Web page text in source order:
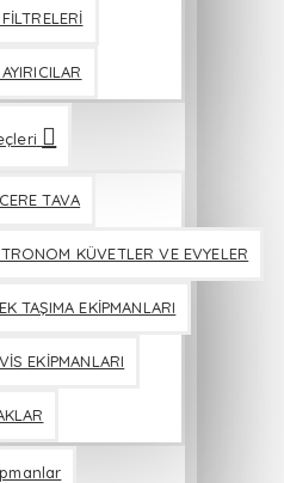
TAVA
KÜVETLER VE EVYELER
TAŞIMA EKİPMANLARI
EKİPMANLARI